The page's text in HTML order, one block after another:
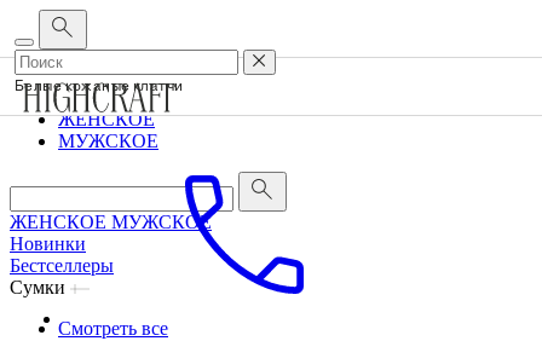
Корпоративным клиентам • О бренде
ЖЕНСКОЕ
МУЖСКОЕ
ЖЕНСКОЕ МУЖСКОЕ
Новинки
Бестселлеры
Сумки
Смотреть все
Белые кожаные клатчи